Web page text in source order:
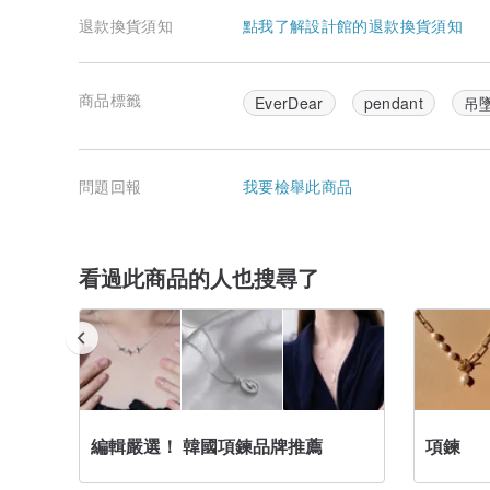
退款換貨須知 點我了解設計館的退款換貨須知
商品標籤 EverDear pendant 吊
問題回報 我要檢舉此商品
看過此商品的人也搜尋了
編輯嚴選！ 韓國項鍊品牌推薦 項鍊